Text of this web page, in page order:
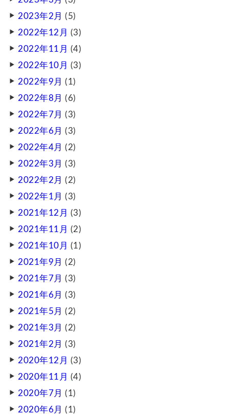
2023年2月 (5)
2022年12月 (3)
2022年11月 (4)
2022年10月 (3)
2022年9月 (1)
2022年8月 (6)
2022年7月 (3)
2022年6月 (3)
2022年4月 (2)
2022年3月 (3)
2022年2月 (2)
2022年1月 (3)
2021年12月 (3)
2021年11月 (2)
2021年10月 (1)
2021年9月 (2)
2021年7月 (3)
2021年6月 (3)
2021年5月 (2)
2021年3月 (2)
2021年2月 (3)
2020年12月 (3)
2020年11月 (4)
2020年7月 (1)
2020年6月 (1)